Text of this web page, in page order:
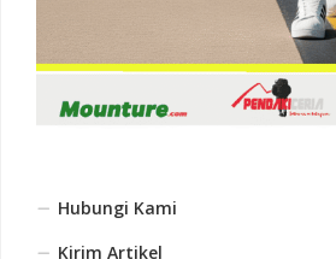
Hubungi Kami
Kirim Artikel